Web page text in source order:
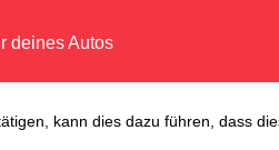
deines Autos
kann dies dazu führen, dass